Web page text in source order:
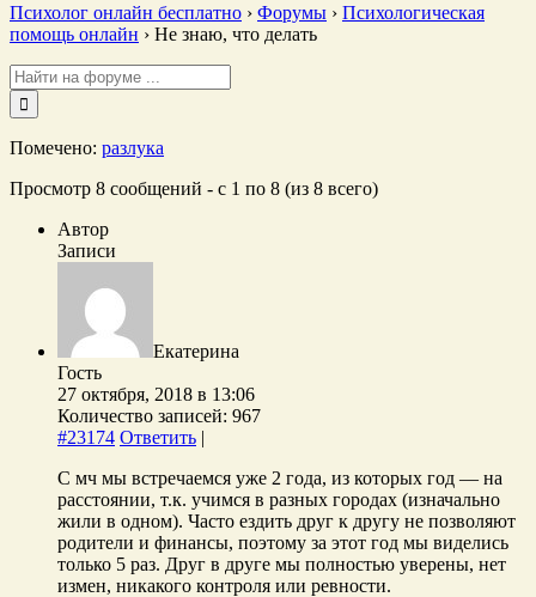
Психолог онлайн бесплатно › Форумы › Психологическая
помощь онлайн › Не знаю, что делать
Поиск:
Помечено: разлука
Просмотр 8 сообщений - с 1 по 8 (из 8 всего)
Автор
Записи
Екатерина
Гость
27 октября, 2018 в 13:06
Количество записей: 967
#23174 Ответить |
С мч мы встречаемся уже 2 года, из которых год — на
расстоянии, т.к. учимся в разных городах (изначально
жили в одном). Часто ездить друг к другу не позволяют
родители и финансы, поэтому за этот год мы виделись
только 5 раз. Друг в друге мы полностью уверены, нет
измен, никакого контроля или ревности.